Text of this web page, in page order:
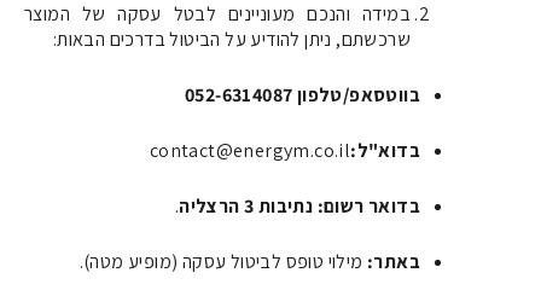
במידה והנכם מעוניינים לבטל עסקה של המוצר
שרכשתם, ניתן להודיע על הביטול בדרכים הבאות:
בווטסאפ/טלפון052-6314087
בדוא"ל:
contact@energym.co.il
בדואר רשום: נתיבות 3 הרצליה .
באתר: מילוי טופס לביטול עסקה (מופיע מטה).